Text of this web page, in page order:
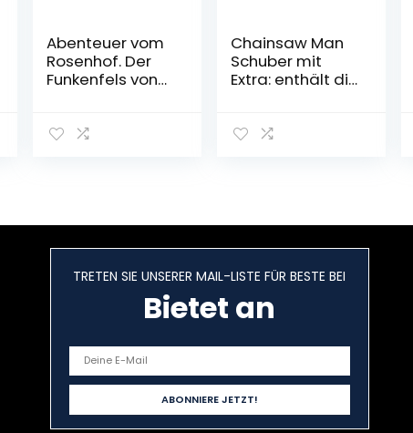
Abenteuer vom
Rosenhof. Der
Funkenfels von
Ausgabe – 5.
Chainsaw Man
Schuber mit
Extra: enthält die
11. Juni 2022
TRETEN SIE UNSERER MAIL-LISTE FÜR BESTE BEI
Bietet an